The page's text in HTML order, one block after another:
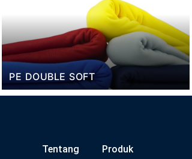
COTTON COMBED COMPACT
Tentang Produk